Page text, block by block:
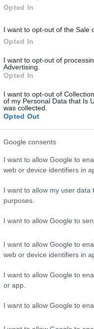
Opted In
I want to opt-out of the Sale
Opted In
I want to opt-out of
Advertising.
Opted In
I want to opt-out of
of my Personal Data that Is
was collected.
Opted Out
Google consents
I want to allow Google to
web or device identifiers in
I want to allow my user
purposes.
I want to allow Google to
I want to allow Google to
web or device identifiers in
I want to allow Google to
or app.
I want to allow Google to
árt eszünkbe vésni,